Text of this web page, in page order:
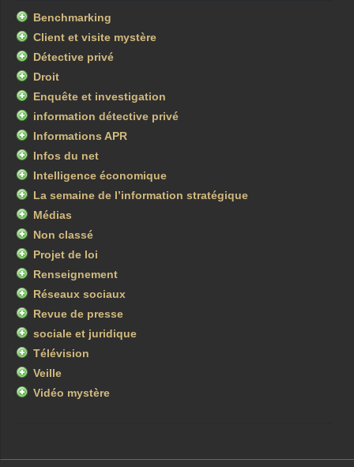
Benchmarking
Client et visite mystère
Détective privé
Droit
Enquête et investigation
information détective privé
Informations APR
Infos du net
Intelligence économique
La semaine de l’information stratégique
Médias
Non classé
Projet de loi
Renseignement
Réseaux sociaux
Revue de presse
sociale et juridique
Télévision
Veille
Vidéo mystère